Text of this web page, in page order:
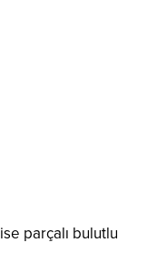
parçalı bulutlu